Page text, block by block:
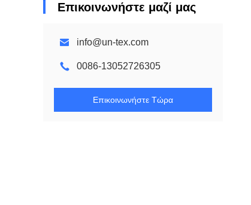
Επικοινωνήστε μαζί μας
info@un-tex.com
0086-13052726305
Επικοινωνήστε Τώρα